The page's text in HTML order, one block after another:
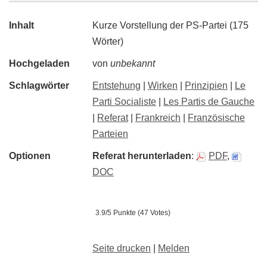
Inhalt
Kurze Vorstellung der PS-Partei (175
Wörter)
Hochgeladen von unbekannt
Schlagwörter Entstehung Wirken Prinzipien
Le
Parti Socialiste
Les Partis de Gauche
Referat| Frankreich
Französische
Parteien
Optionen Referat herunterladen: PDF,
DOC
3.9/5 Punkte (47 Votes)
Seite drucken Melden